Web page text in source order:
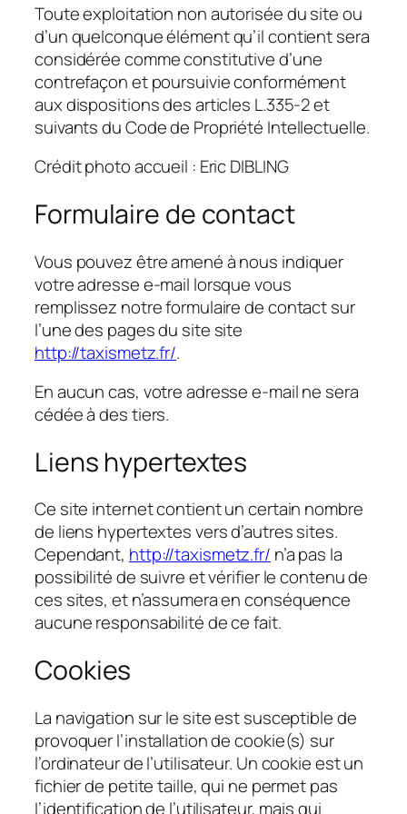
Toute exploitation non autorisée du site ou
d’un quelconque élément qu’il contient sera
considérée comme constitutive d’une
contrefaçon et poursuivie conformément
aux dispositions des articles L.335-2 et
suivants du Code de Propriété Intellectuelle.
Crédit photo accueil : Eric DIBLING
Formulaire de contact
Vous pouvez être amené à nous indiquer
votre adresse e-mail lorsque vous
remplissez notre formulaire de contact sur
l’une des pages du site site
http://taxismetz.fr/.
En aucun cas, votre adresse e-mail ne sera
cédée à des tiers.
Liens hypertextes
Ce site internet contient un certain nombre
de liens hypertextes vers d’autres sites.
Cependant, http://taxismetz.fr/ n’a pas la
possibilité de suivre et vérifier le contenu de
ces sites, et n’assumera en conséquence
aucune responsabilité de ce fait.
Cookies
La navigation sur le site est susceptible de
provoquer l’installation de cookie(s) sur
l’ordinateur de l’utilisateur. Un cookie est un
fichier de petite taille, qui ne permet pas
l’identification de l’utilisateur, mais qui